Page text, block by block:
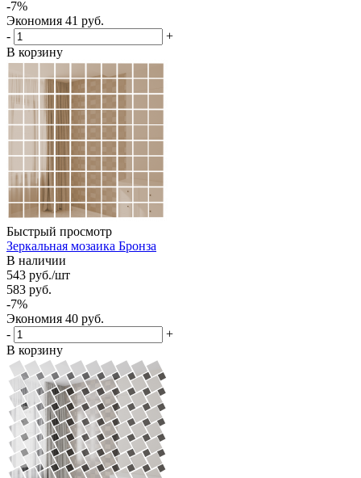
-7%
Экономия 41 руб.
-
+
В корзину
Быстрый просмотр
Зеркальная мозаика Бронза
В наличии
543 руб./шт
583 руб.
-7%
Экономия 40 руб.
-
+
В корзину